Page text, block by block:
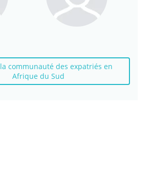
communauté des expatriés en
Afrique du Sud